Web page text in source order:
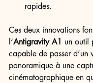
rapides.
Ces deux innovations
l’Antigravity A1 un outil
capable de passer d’un
panoramique à une
cinématographique en